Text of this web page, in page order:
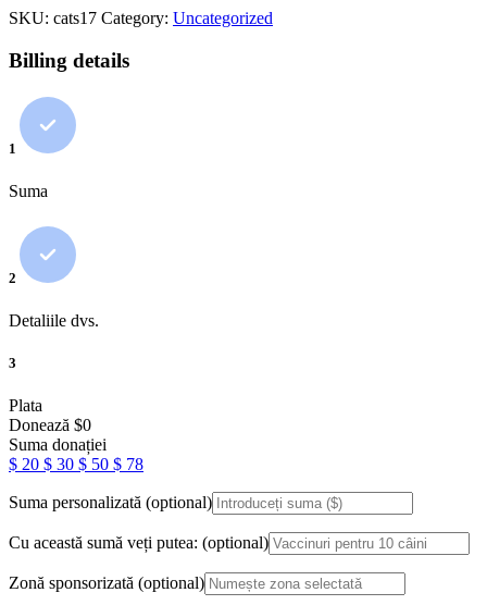
SKU: cats17 Category: Uncategorized
Billing details
1
Suma
2
Detaliile dvs.
3
Plata
Donează $0
Suma donației
$ 20 $ 30 $ 50 $ 78
Suma personalizată (optional)
Cu această sumă veți putea: (optional)
Zonă sponsorizată (optional)